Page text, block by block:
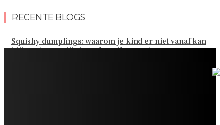
RECENTE BLOGS
Squishy dumplings: waarom je kind er niet vanaf kan
blijven (en wat jij als ouder wilt weten)